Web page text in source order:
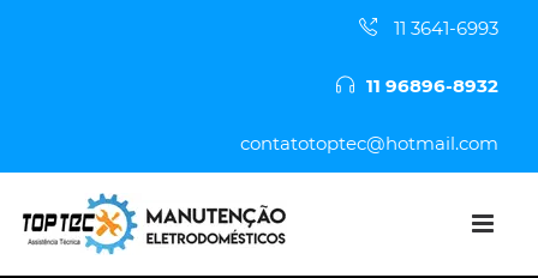
11 3641-6993
11 96896-8932
contatotoptec@hotmail.com